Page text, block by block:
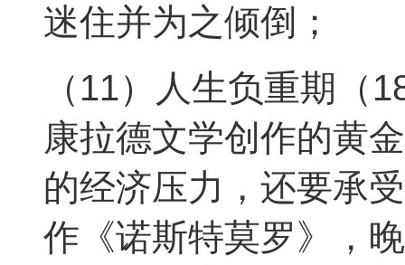
迷住并为之倾倒；
（11）人生负重期（
康拉德文学创作的黄
的经济压力，还要承
作《诺斯特莫罗》，